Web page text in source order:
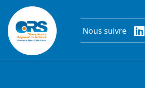
Aller au contenu principal
Nous suivre